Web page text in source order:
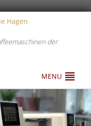
der
MENU